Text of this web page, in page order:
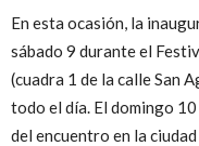
En esta ocasión, la
sábado 9 durante el
(cuadra 1 de la calle San
todo el día. El domingo
del encuentro en la ciudad